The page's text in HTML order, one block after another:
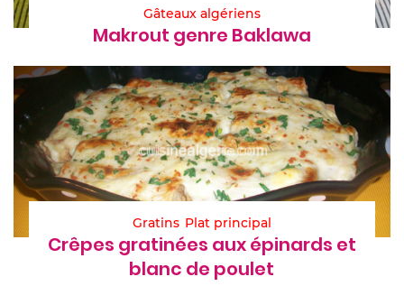
Gâteaux algériens
Makrout genre Baklawa
Gratins Plat principal
Crêpes gratinées aux épinards et
blanc de poulet